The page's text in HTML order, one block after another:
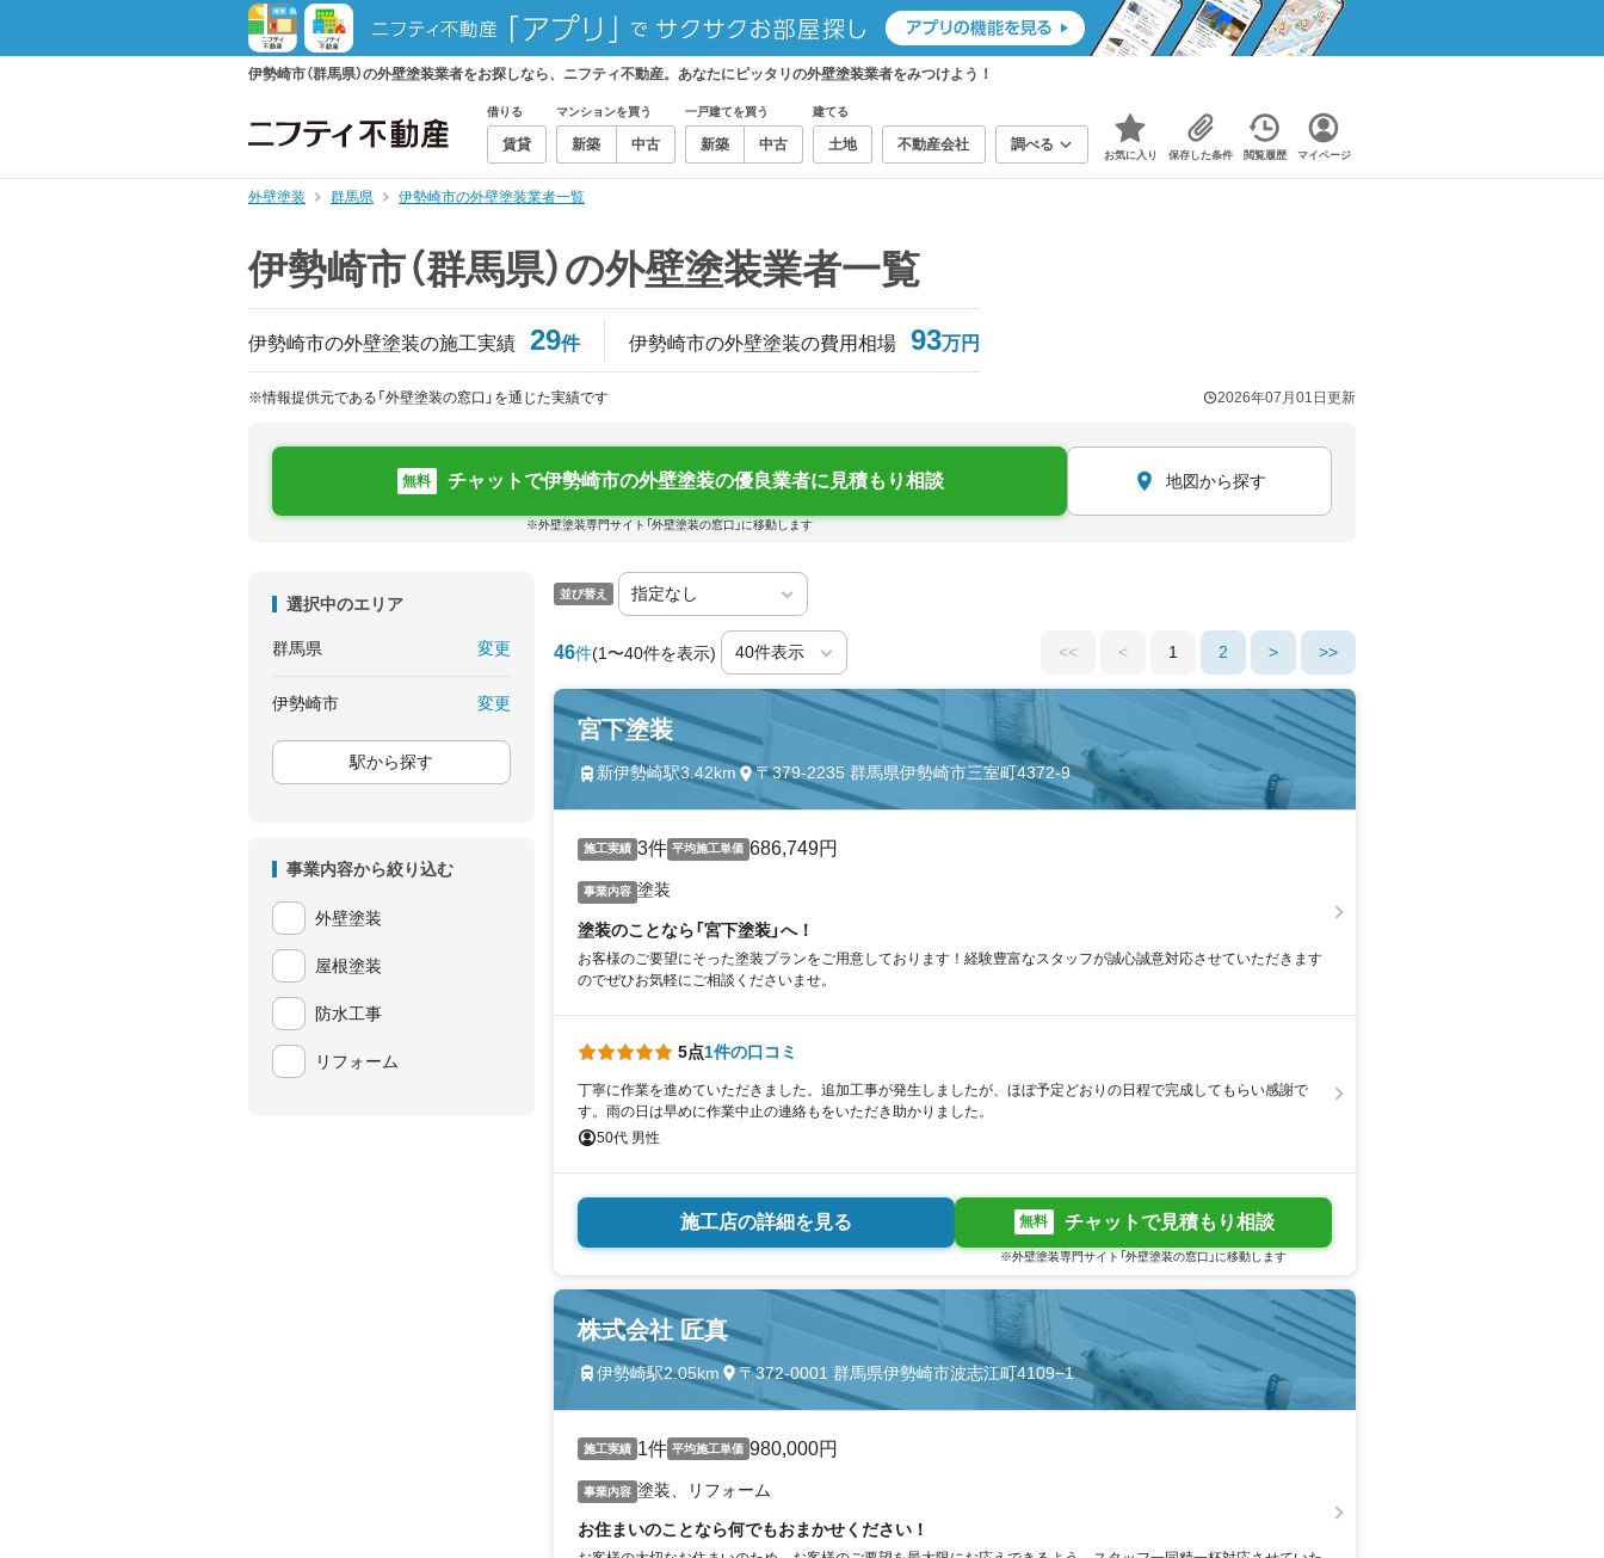
伊勢崎市（群馬県）の外壁塗装業者をお探しなら、ニフティ不動産。あなたにピッタリの外壁塗装業者をみつけよう！
借りる
賃貸
マンションを買う
新築 中古
一戸建てを買う
新築 中古
建てる
土地 不動産会社 調べる
お気に入り 保存した条件 閲覧履歴 マイページ
外壁塗装 群馬県 伊勢崎市の外壁塗装業者一覧
伊勢崎市（群馬県）の外壁塗装業者一覧
伊勢崎市の外壁塗装の施工実績 29件 伊勢崎市の外壁塗装の費用相場 93万円
※情報提供元である「外壁塗装の窓口」を通じた実績です 2026年07月01日 更新
無料 チャットで伊勢崎市の外壁塗装の優良業者に見積もり相談 地図から探す
※外壁塗装専門サイト「外壁塗装の窓口」に移動します
選択中のエリア
群馬県 変更
伊勢崎市 変更
駅から探す
事業内容から絞り込む
外壁塗装
屋根塗装
防水工事
リフォーム
並び替え
46件(1〜40件を表示) << < 1 2 > >>
宮下塗装
新伊勢崎駅3.42km 〒379-2235 群馬県伊勢崎市三室町4372-9
施工実績 3件 平均施工単価 686,749円
事業内容 塗装
塗装のことなら「宮下塗装」へ！
お客様のご要望にそった塗装プランをご用意しております！経験豊富なスタッフが誠心誠意対応させていただきます
のでぜひお気軽にご相談くださいませ。
5点1件の口コミ
丁寧に作業を進めていただきました。追加工事が発生しましたが、ほぼ予定どおりの日程で完成してもらい感謝で
す。雨の日は早めに作業中止の連絡もをいただき助かりました。
50代 男性
施工店の詳細を見る 無料 チャットで見積もり相談
※外壁塗装専門サイト「外壁塗装の窓口」に移動します
株式会社 匠真
伊勢崎駅2.05km 〒372-0001 群馬県伊勢崎市波志江町4109−1
施工実績 1件 平均施工単価 980,000円
事業内容 塗装、リフォーム
お住まいのことなら何でもおまかせください！